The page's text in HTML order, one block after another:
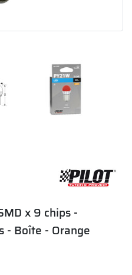
x 9 chips -
- Boîte - Orange